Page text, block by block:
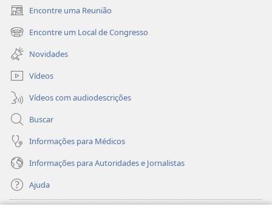
Encontre uma Reunião
(abre
nova
janela)
Encontre um Local de Congresso
(abre
nova
janela)
Novidades
Vídeos
Vídeos com audiodescrições
Buscar
Informações para Médicos
Informações para Autoridades e Jornalistas
Ajuda